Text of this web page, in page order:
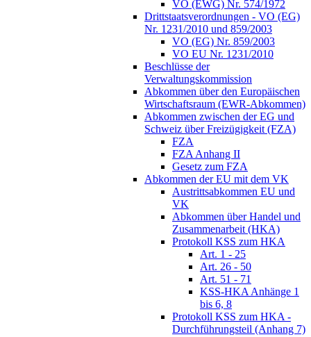
VO (EWG) Nr. 574/1972
Drittstaatsverordnungen - VO (EG)
Nr. 1231/2010 und 859/2003
VO (EG) Nr. 859/2003
VO EU Nr. 1231/2010
Beschlüsse der
Verwaltungskommission
Abkommen über den Europäischen
Wirtschaftsraum (EWR-Abkommen)
Abkommen zwischen der EG und
Schweiz über Freizügigkeit (FZA)
FZA
FZA Anhang II
Gesetz zum FZA
Abkommen der EU mit dem VK
Austrittsabkommen EU und
VK
Abkommen über Handel und
Zusammenarbeit (HKA)
Protokoll KSS zum HKA
Art. 1 - 25
Art. 26 - 50
Art. 51 - 71
KSS-HKA Anhänge 1
bis 6, 8
Protokoll KSS zum HKA -
Durchführungsteil (Anhang 7)